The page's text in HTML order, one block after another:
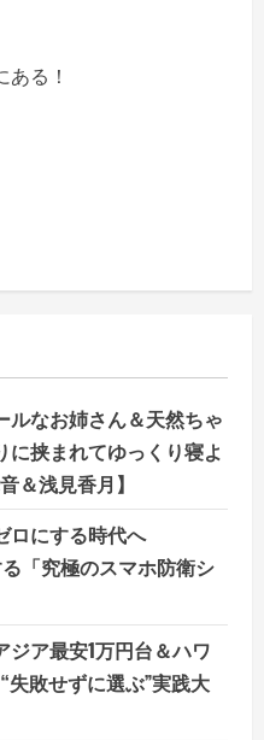
る！
ルなお姉さん＆天然ちゃ
に挟まれてゆっくり寝よ
＆浅見香月】
ロにする時代へ
る「究極のスマホ防衛シ
ジア最安1万円台＆ハワ
敗せずに選ぶ”実践大